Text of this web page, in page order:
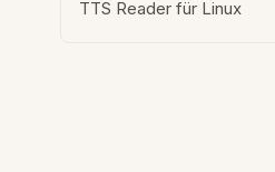
TTS Reader für Linux